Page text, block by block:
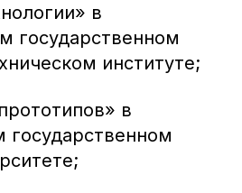
в
государственном
институте;
в
государственном